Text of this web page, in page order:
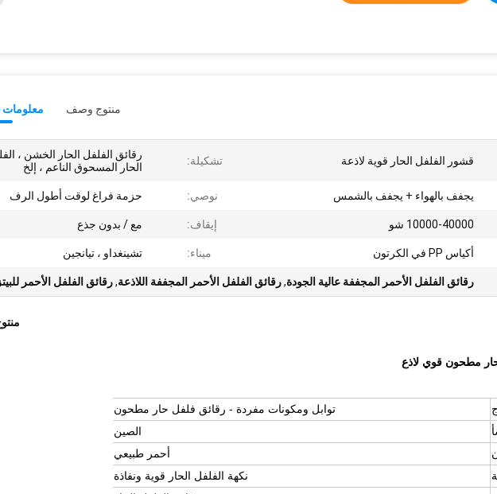
معلومات منتوج وصف
قشور الفلفل الحار قوية لاذعة تشكيلة:
رقائق الفلفل الحار الخشن ،
الحار المسحوق الناعم ، إلخ
يجفف بالهواء + يجفف بالشمس نوصي: حزمة فراغ لوقت أطول الرف
10000-40000 شو إيقاف: مع / بدون جذع
أكياس PP في الكرتون ميناء: تشينغداو ، تيانجين
رقائق الفلفل الأحمر المجففة عالية الجودة,رقائق الفلفل الأحمر المجففة اللاذعة,رقائق الفلفل الأحمر للبيتزا
مطحون قوي لاذع
توابل ومكونات مفردة - رقائق فلفل حار مطحون
الصين
أحمر طبيعي
نكهة الفلفل الحار قوية ونفاذة